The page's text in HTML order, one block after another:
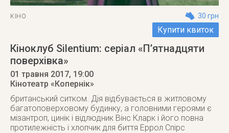
КІНО 30 грн
Купити квиток
Кіноклуб Silentium: серіал «П’ятнадцяти
поверхівка»
01 травня 2017, 19:00
Кінотеатр «Копернік»
британський ситком. Дія відбувається в житловому
багатоповерховому будинку, а головними героями є
мізантроп, цинік і відлюдник Вінс Кларк і його повна
протилежність і хлопчик для биття Еррол Спірс